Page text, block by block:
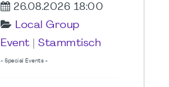
26.08.2026 18:00
Local Group
Event
Stammtisch
- Special Events -